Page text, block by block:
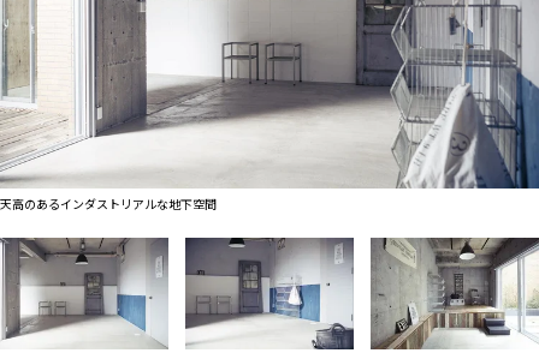
LOCATION
カフェやオフィスなどロケシーンも
SIZE&PRICE
広さと利用料金で探す
ALL FILTER
すべての選択肢からスタジオを探す
ALL FILTER
すべての選択肢からスタジオを探す
スタジオ一覧
マップから探す
お気に入り
特集
[R]studioについて
天高のあるインダストリアルな地下空間